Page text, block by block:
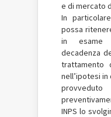
e di mercato
In
possa
in esame
decadenza
trattamento
nell’ipotesi in
INPS lo